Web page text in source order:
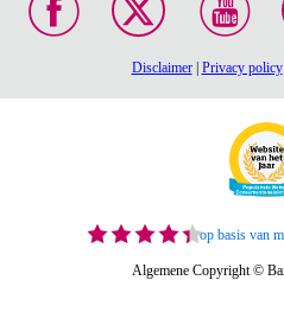
Disclaimer| Privacy policy
op basis van
Algemene Copyright ©